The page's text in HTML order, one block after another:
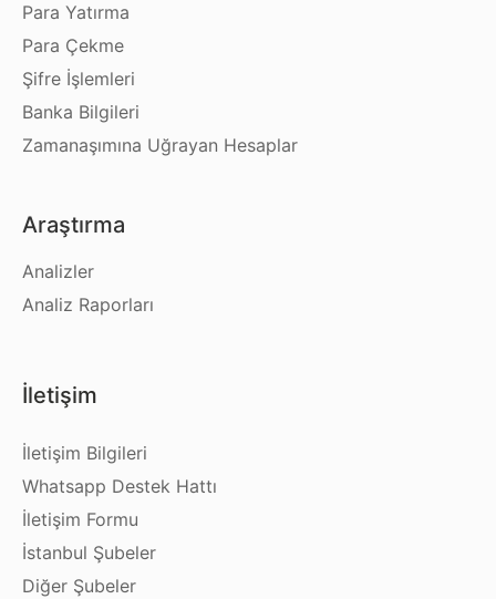
Para Yatırma
Para Çekme
Şifre İşlemleri
Banka Bilgileri
Zamanaşımına Uğrayan Hesaplar
Araştırma
Analizler
Analiz Raporları
İletişim
İletişim Bilgileri
Whatsapp Destek Hattı
İletişim Formu
İstanbul Şubeler
Diğer Şubeler